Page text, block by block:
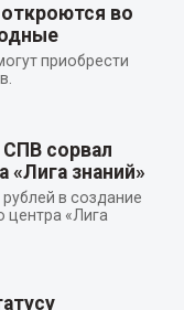
во
приобрести
сорвал
«Лига знаний»
в создание
центра «Лига